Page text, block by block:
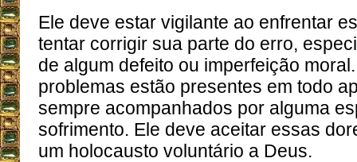
Ele deve estar vigilante ao enfrentar
tentar corrigir sua parte do erro,
de algum defeito ou imperfeição
problemas estão presentes em todo
sempre acompanhados por alguma
sofrimento. Ele deve aceitar essas
um holocausto voluntário a Deus.